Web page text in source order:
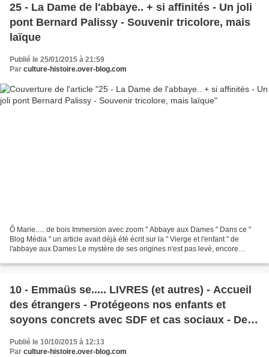
25 - La Dame de l'abbaye.. + si affinités - Un joli
pont Bernard Palissy - Souvenir tricolore, mais
laïque
Publié le 25/01/2015 à 21:59
Par culture-histoire.over-blog.com
Ô Marie..... de bois Immersion avec zoom " Abbaye aux Dames " Dans ce "
Blog Média " un article avait déjà été écrit sur la " Vierge et l'enfant " de
l'abbaye aux Dames Le mystère de ses origines n'est pas levé, encore
10 - Emmaüs se..... LIVRES (et autres) - Accueil
des étrangers - Protégeons nos enfants et
soyons concrets avec SDF et cas sociaux - Dea
artiste saintaise de Géorgie - Enfance en danger
Publié le 10/10/2015 à 12:13
Par culture-histoire.over-blog.com